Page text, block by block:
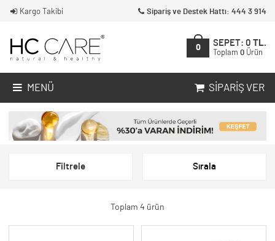
Kargo Takibi Sipariş ve Destek Hattı: 444 3 914
0
SEPET: 0 TL.
Toplam 0 Ürün
MENÜ SIPARIŞ VER
Filtrele Sırala
Toplam 4 ürün